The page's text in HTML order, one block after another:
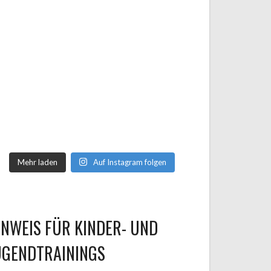
Mehr laden Auf Instagram folgen
FÜR KINDER- UND